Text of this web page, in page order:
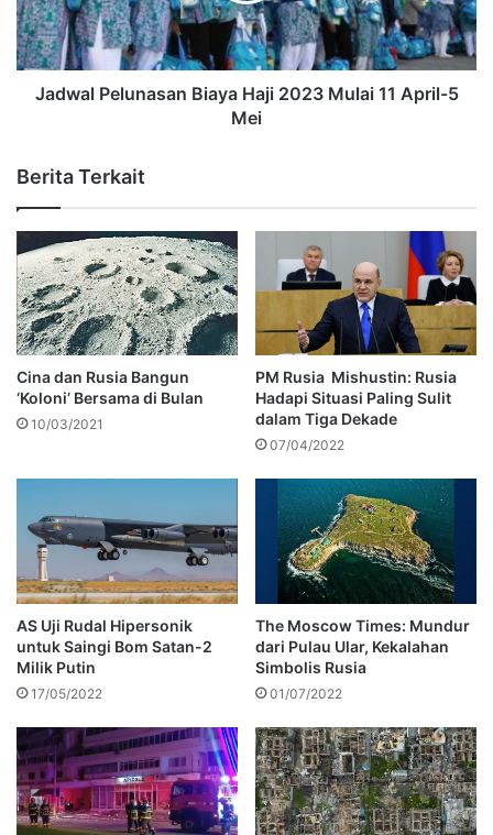
Jadwal Pelunasan Biaya Haji 2023 Mulai 11 April-5
Mei
Berita Terkait
Cina dan Rusia Bangun
‘Koloni’ Bersama di Bulan
10/03/2021
PM Rusia Mishustin: Rusia
Hadapi Situasi Paling Sulit
dalam Tiga Dekade
07/04/2022
AS Uji Rudal Hipersonik
untuk Saingi Bom Satan-2
Milik Putin
17/05/2022
The Moscow Times: Mundur
dari Pulau Ular, Kekalahan
Simbolis Rusia
01/07/2022